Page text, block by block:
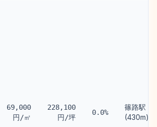
69,000
円/㎡
228,100
円/坪
0.0%
篠路駅
(430m)